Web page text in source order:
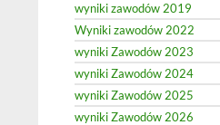
wyniki zawodów 2019
Wyniki zawodów 2022
wyniki Zawodów 2023
wyniki Zawodów 2024
wyniki Zawodów 2025
wyniki Zawodów 2026